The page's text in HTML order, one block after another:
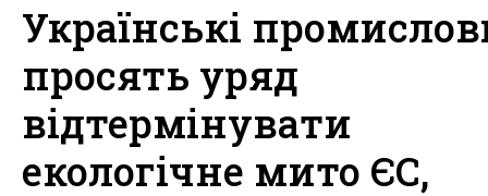
Українські
просять уряд
відтермінувати
екологічне мито ЄС,